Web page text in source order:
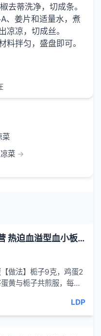
去蒂洗净，切成条。
、姜片和适量水，煮
凉凉，切成丝。
料拌匀，盛盘即可。
菜
菜
栀子蛋黄方 适用于毒热郁营 热迫血溢型血小板减少
做法】栀子9克，鸡蛋2
黄与栀子共煎服，每日1
LDP